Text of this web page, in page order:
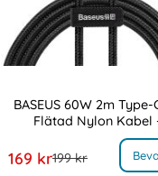
BASEUS 60W 2m Type-
Flätad Nylon Kabel
Svart/Röd
rea pris
169 krtidigare pris
199 kr
60W 2m Type-C PD